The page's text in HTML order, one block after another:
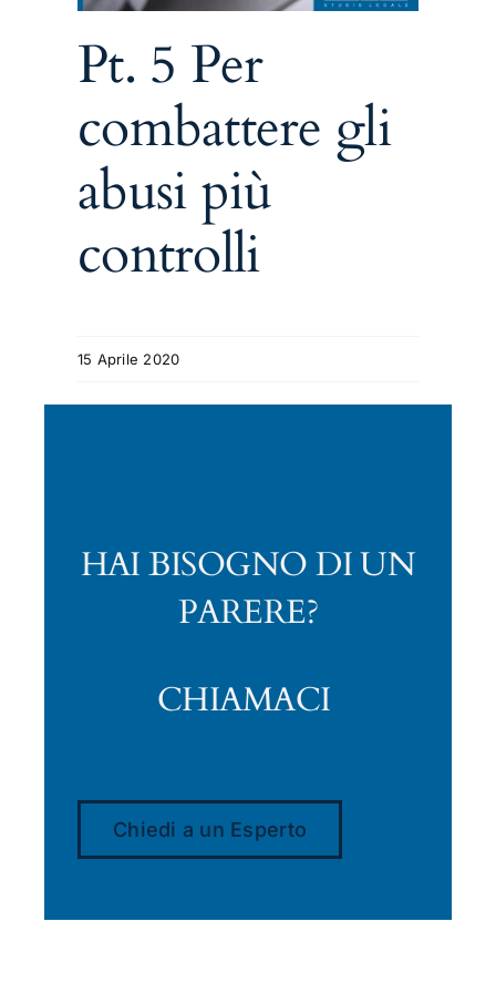
Pt. 5 Per
combattere gli
abusi più
controlli
15 Aprile 2020
HAI BISOGNO DI UN
PARERE?
CHIAMACI
Chiedi a un Esperto